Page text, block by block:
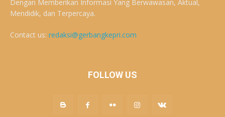
Dengan Memberikan Informasi Yang Berwawasan, Aktual,
Mendidik, dan Terpercaya.
Contact us: redaksi@gerbangkepri.com
FOLLOW US